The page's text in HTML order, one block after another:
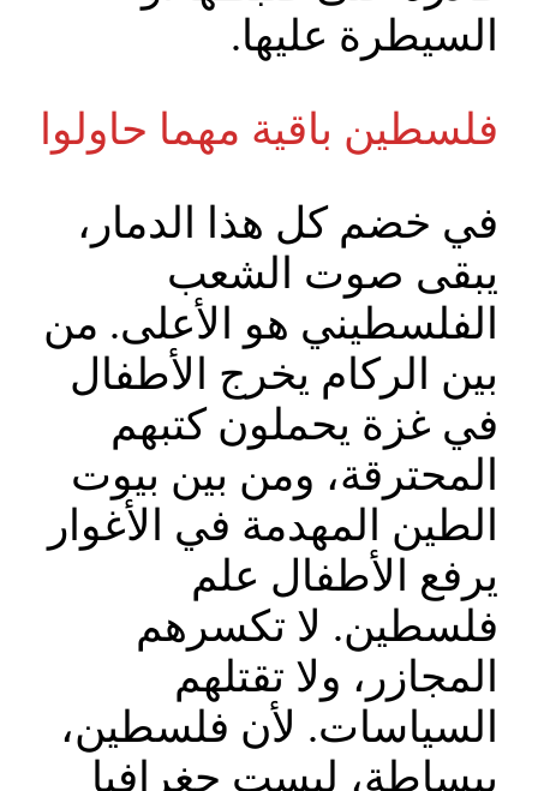
السيطرة عليها.
فلسطين باقية مهما حاولوا
في خضم كل هذا الدمار،
يبقى صوت الشعب
الفلسطيني هو الأعلى. من
بين الركام يخرج الأطفال
في غزة يحملون كتبهم
المحترقة، ومن بين بيوت
الطين المهدمة في الأغوار
يرفع الأطفال علم
فلسطين. لا تكسرهم
المجازر، ولا تقتلهم
السياسات. لأن فلسطين،
ببساطة، ليست جغرافيا